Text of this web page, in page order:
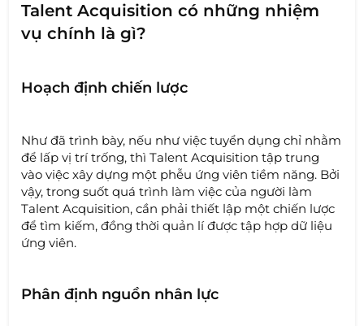
Talent Acquisition có những nhiệm
vụ chính là gì?
Hoạch định chiến lược
Như đã trình bày, nếu như việc tuyển dụng chỉ nhằm
để lấp vị trí trống, thì Talent Acquisition tập trung
vào việc xây dựng một phễu ứng viên tiềm năng. Bởi
vậy, trong suốt quá trình làm việc của người làm
Talent Acquisition, cần phải thiết lập một chiến lược
để tìm kiếm, đồng thời quản lí được tập hợp dữ liệu
ứng viên.
Phân định nguồn nhân lực